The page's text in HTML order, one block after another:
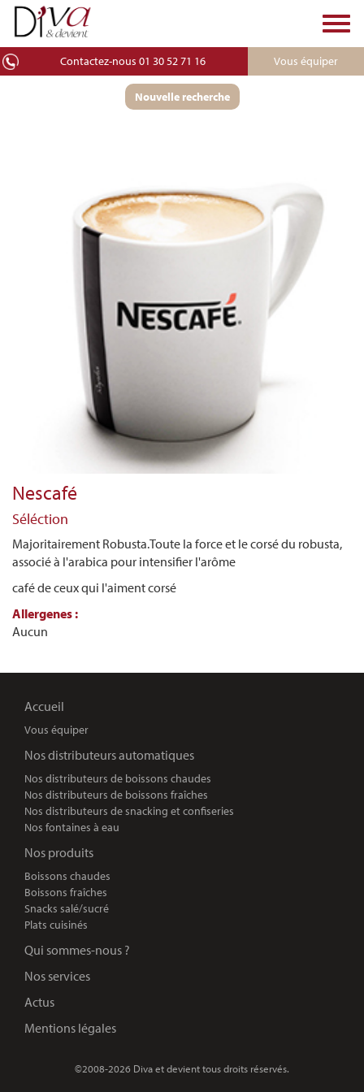
Contactez-nous 01 30 52 71 16 Vous équiper
Nouvelle recherche
Nescafé
Séléction
Majoritairement Robusta.Toute la force et le corsé du robusta,
associé à l'arabica pour intensifier l'arôme
café de ceux qui l'aiment corsé
Allergenes :
Aucun
Accueil
Vous équiper
Nos distributeurs automatiques
Nos distributeurs de boissons chaudes
Nos distributeurs de boissons fraîches
Nos distributeurs de snacking et confiseries
Nos fontaines à eau
Nos produits
Boissons chaudes
Boissons fraîches
Snacks salé/sucré
Plats cuisinés
Qui sommes-nous ?
Nos services
Actus
Mentions légales
©2008-2026 Diva et devient tous droits réservés.